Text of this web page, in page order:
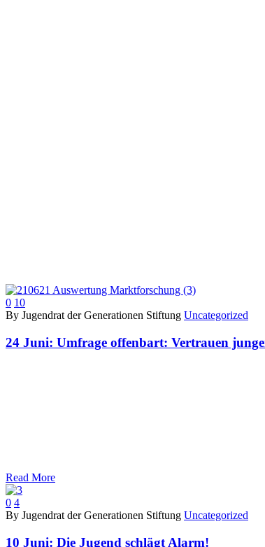
0 10
By Jugendrat der Generationen Stiftung Uncategorized
24 Juni: Umfrage offenbart: Vertrauen
Read More
0 4
By Jugendrat der Generationen Stiftung Uncategorized
10 Juni: Die Jugend schlägt Alarm!